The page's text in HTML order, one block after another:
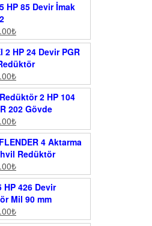
HP 85 Devir İmak
₺
2 HP 24 Devir PGR
₺
2 HP 104
202 Gövde
₺
4 Aktarma
Redüktör
₺
HP 426 Devir
Mil 90 mm
₺